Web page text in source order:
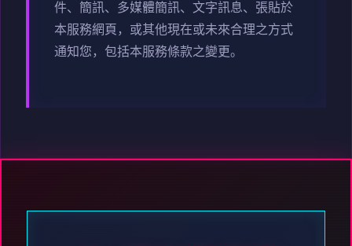
件、簡訊、多媒體簡訊、文字訊息、張貼於
本服務網頁，或其他現在或未來合理之方式
通知您，包括本服務條款之變更。